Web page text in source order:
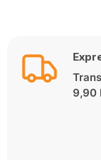
9,90